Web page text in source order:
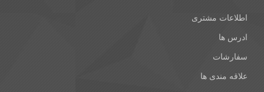
اطلاعات مشتری
ادرس ها
سفارشات
علاقه مندی ها